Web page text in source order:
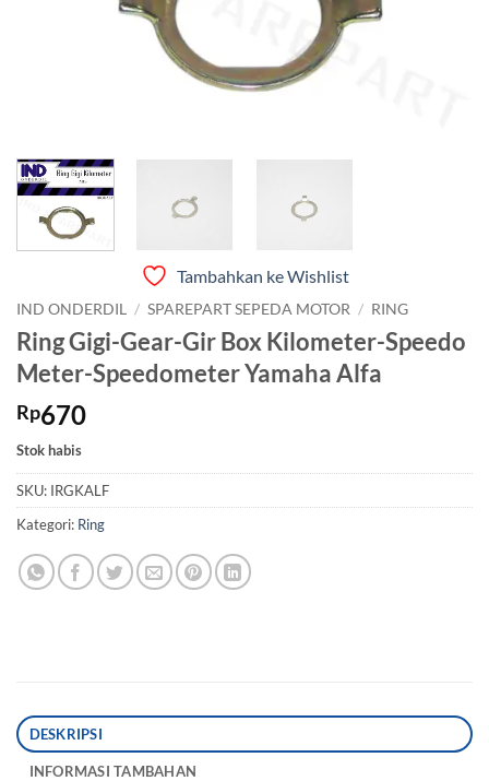
Tambahkan ke Wishlist
IND ONDERDIL / SPAREPART SEPEDA MOTOR / RING
Ring Gigi-Gear-Gir Box Kilometer-Speedo
Meter-Speedometer Yamaha Alfa
Rp670
Stok habis
SKU: IRGKALF
Kategori: Ring
DESKRIPSI
INFORMASI TAMBAHAN